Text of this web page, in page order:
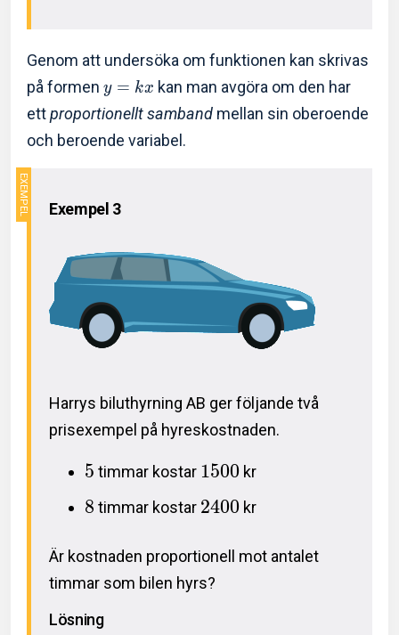
Genom att undersöka om funktionen kan skrivas
på formen y = kx kan man avgöra om den har
ettproportionellt samband mellan sin oberoende
och beroende variabel.
Exempel 3
Harrys biluthyrning AB ger följande två
prisexempel på hyreskostnaden.
5 timmar kostar 1500 kr
8 timmar kostar 2400 kr
Är kostnaden proportionell mot antalet
timmar som bilen hyrs?
Lösning